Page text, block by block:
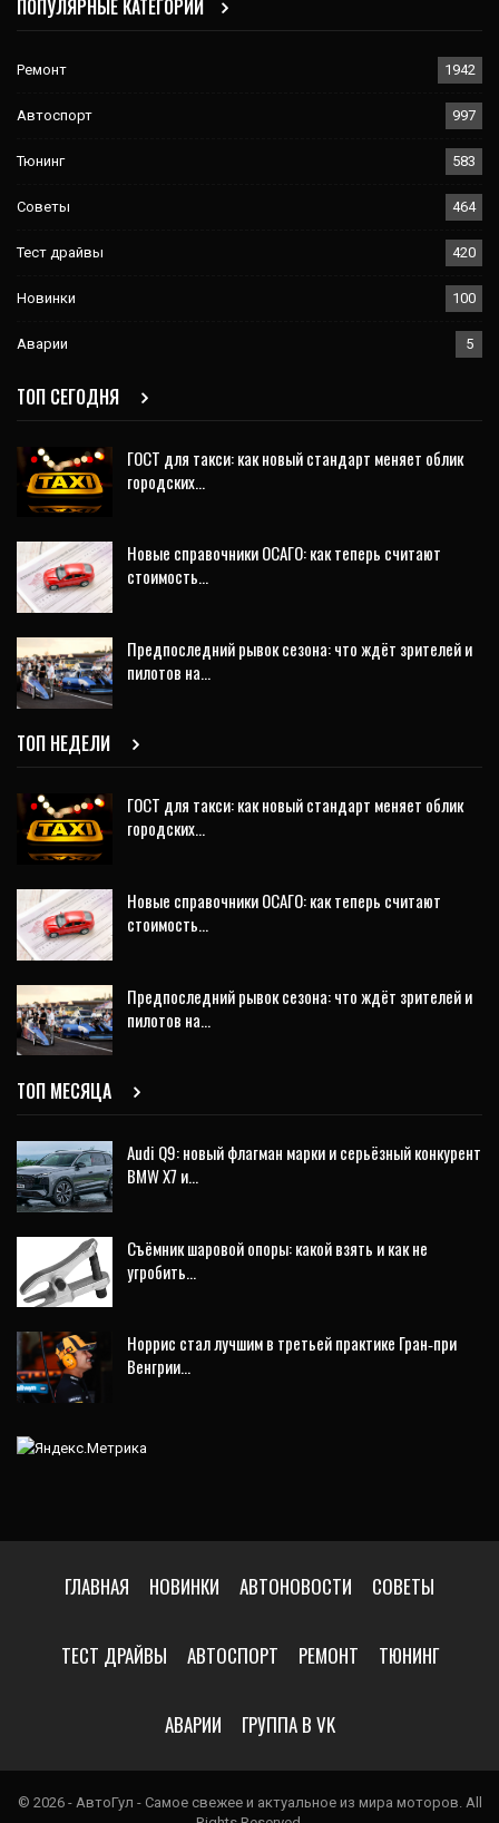
ПОПУЛЯРНЫЕ КАТЕГОРИИ
Ремонт 1942
Автоспорт 997
Тюнинг 583
Советы 464
Тест драйвы 420
Новинки 100
Аварии 5
ТОП СЕГОДНЯ
ГОСТ для такси: как новый стандарт меняет облик
городских…
Новые справочники ОСАГО: как теперь считают
стоимость…
Предпоследний рывок сезона: что ждёт зрителей и
пилотов на…
ТОП НЕДЕЛИ
ГОСТ для такси: как новый стандарт меняет облик
городских…
Новые справочники ОСАГО: как теперь считают
стоимость…
Предпоследний рывок сезона: что ждёт зрителей и
пилотов на…
ТОП МЕСЯЦА
Audi Q9: новый флагман марки и серьёзный конкурент
BMW X7 и…
Съёмник шаровой опоры: какой взять и как не
угробить…
Норрис стал лучшим в третьей практике Гран‑при
Венгрии…
ГЛАВНАЯ НОВИНКИ АВТОНОВОСТИ СОВЕТЫ
ТЕСТ ДРАЙВЫ АВТОСПОРТ РЕМОНТ ТЮНИНГ
АВАРИИ ГРУППА В VK
© 2026 - АвтоГул - Самое свежее и актуальное из мира моторов. All